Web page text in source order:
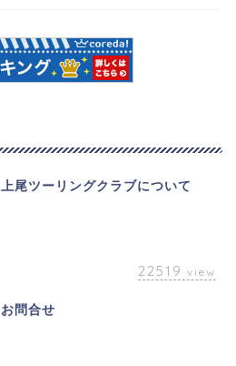
上尾ツーリングクラブについて
22519 view
お問合せ